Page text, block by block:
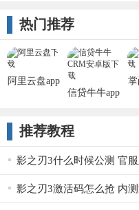
热门推荐
阿里云盘app
信贷牛牛app
掌
推荐教程
影之刃3什么时候公测 官
影之刃3激活码怎么抢 内